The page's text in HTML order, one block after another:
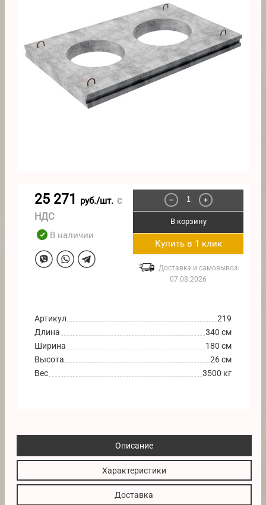
25 271 руб./шт. с
НДС
В наличии
− +
В корзину
Купить в 1 клик
Доставка и самовывоз:
07.08.2026
Артикул
219
Длина
340 см
Ширина
180 см
Высота
26 см
Вес
3500 кг
Описание
Характеристики
Доставка